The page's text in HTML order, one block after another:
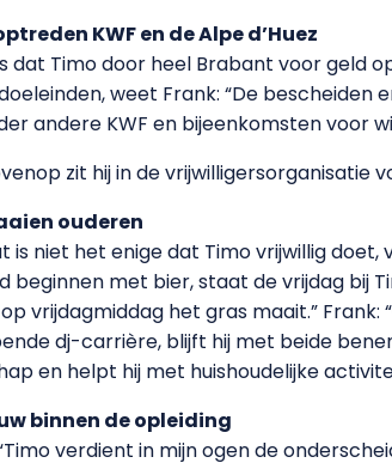
KWF en de Alpe d’Huez
dat Timo door heel Brabant voor geld
weet Frank: “De bescheiden
andere KWF en bijeenkomsten voor
zit hij in de vrijwilligersorganisatie
ouderen
is niet het enige dat Timo vrijwillig
beginnen met bier, staat de vrijdag bij
vrijdagmiddag het gras maait.”
dj-carrière, blijft hij met beide
en helpt hij met huishoudelijke
binnen de opleiding
verdient in mijn ogen de